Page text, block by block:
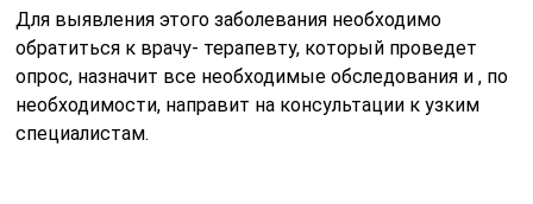
Для выявления этого заболевания необходимо
обратиться к врачу- терапевту, который проведет
опрос, назначит все необходимые обследования и , по
необходимости, направит на консультации к узким
специалистам.